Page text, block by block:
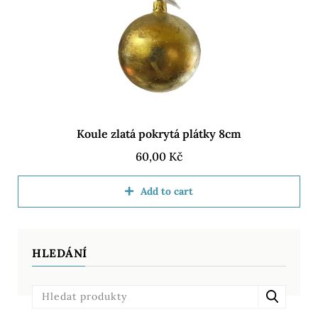
Koule zlatá pokrytá plátky 8cm
60,00 Kč
Add to cart
HLEDÁNÍ